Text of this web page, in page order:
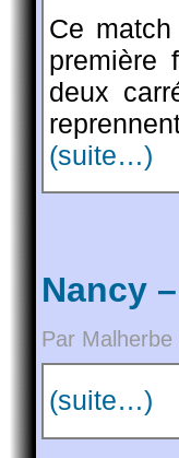
Ce
première
deux
(suite…)
Nancy
Par
(suite…)